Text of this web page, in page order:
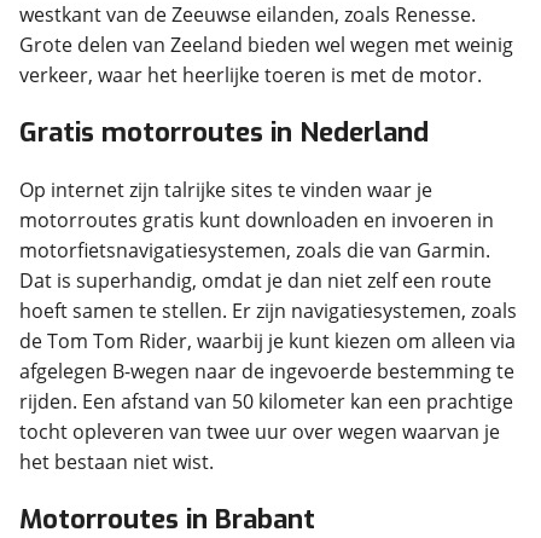
westkant van de Zeeuwse eilanden, zoals Renesse.
Grote delen van Zeeland bieden wel wegen met weinig
verkeer, waar het heerlijke toeren is met de motor.
Gratis motorroutes in Nederland
Op internet zijn talrijke sites te vinden waar je
motorroutes gratis kunt downloaden en invoeren in
motorfietsnavigatiesystemen, zoals die van Garmin.
Dat is superhandig, omdat je dan niet zelf een route
hoeft samen te stellen. Er zijn navigatiesystemen, zoals
de Tom Tom Rider, waarbij je kunt kiezen om alleen via
afgelegen B-wegen naar de ingevoerde bestemming te
rijden. Een afstand van 50 kilometer kan een prachtige
tocht opleveren van twee uur over wegen waarvan je
het bestaan niet wist.
Motorroutes in Brabant